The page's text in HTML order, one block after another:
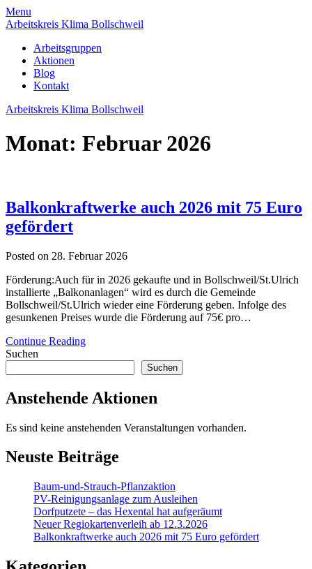
Skip
to
Menu
Arbeitskreis Klima Bollschweil
Arbeitsgruppen
Aktionen
Blog
Kontakt
Arbeitskreis Klima Bollschweil
Monat: Februar 2026
Balkonkraftwerke auch 2026 mit 75 Euro
gefördert
Posted on 28. Februar 2026
Förderung:Auch für in 2026 gekaufte und in Bollschweil/St.Ulrich
installierte „Balkonanlagen“ wird es durch die Gemeinde
Bollschweil/St.Ulrich wieder eine Förderung geben. Infolge des
gesunkenen Preises wurde die Förderung auf 75€ pro…
Continue Reading
Suchen
Suchen
Anstehende Aktionen
Es sind keine anstehenden Veranstaltungen vorhanden.
Neuste Beiträge
Baum-und-Strauch-Pflanzaktion
PV-Reinigungsanlage zum Ausleihen
Dorfputzete – das Hexental hat aufgeräumt
Neuer Regiokartenverleih ab 12.3.2026
Balkonkraftwerke auch 2026 mit 75 Euro gefördert